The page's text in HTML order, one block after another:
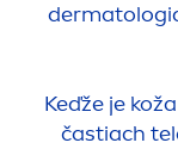
Keďže je
častiach